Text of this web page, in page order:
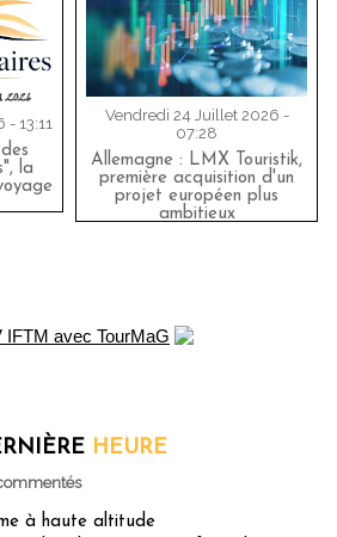
13:11
la
Vendredi 24 Juillet 2026 -
07:28
Allemagne : LMX Touristik,
première acquisition d'un
projet européen plus
ambitieux
HEURE
à haute altitude